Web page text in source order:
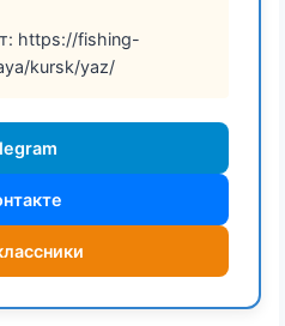
https://fishing-
kursk/yaz/